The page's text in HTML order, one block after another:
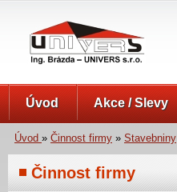
Úvod Akce / Slevy
Úvod » Činnost firmy » Stavebniny
Činnost firmy